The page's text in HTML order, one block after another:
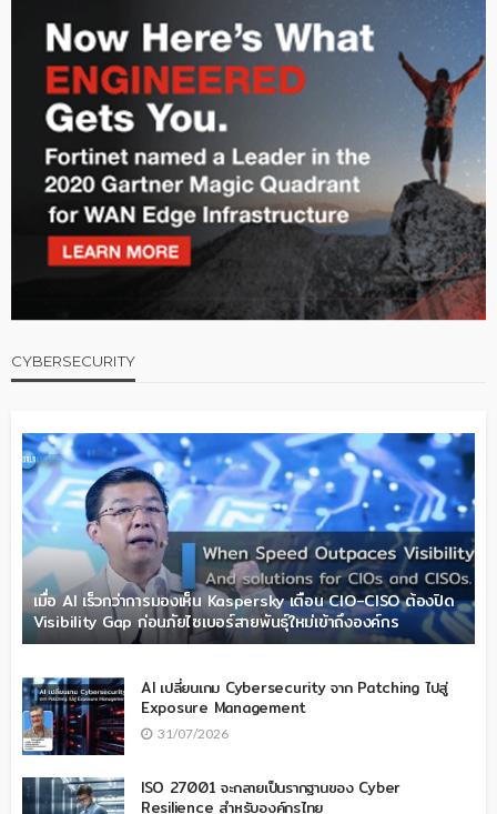
CYBERSECURITY
เมื่อ AI เร็วกว่าการมองเห็น Kaspersky เตือน CIO-CISO ต้องปิด
Visibility Gap ก่อนภัยไซเบอร์สายพันธุ์ใหม่เข้าถึงองค์กร
AI เปลี่ยนเกม Cybersecurity จาก Patching ไปสู่
Exposure Management
31/07/2026
ISO 27001 จะกลายเป็นรากฐานของ Cyber
Resilience สำหรับองค์กรไทย